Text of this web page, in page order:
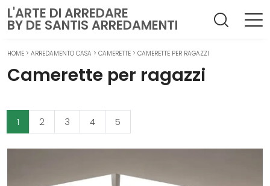
L'ARTE DI ARREDARE
BY DE SANTIS ARREDAMENTI
HOME > ARREDAMENTO CASA > CAMERETTE > CAMERETTE PER RAGAZZI
Camerette per ragazzi
1 2 3 4 5